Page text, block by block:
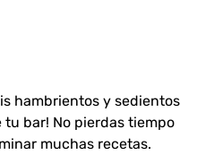
hambrientos y sedientos
bar! No pierdas tiempo
muchas recetas.